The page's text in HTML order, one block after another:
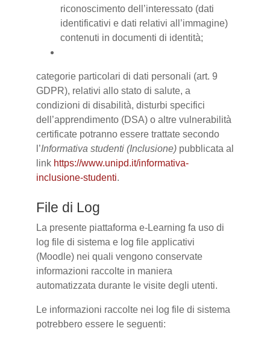
riconoscimento dell’interessato (dati
identificativi e dati relativi all’immagine)
contenuti in documenti di identità;
categorie particolari di dati personali (art. 9
GDPR), relativi allo stato di salute, a
condizioni di disabilità, disturbi specifici
dell’apprendimento (DSA) o altre vulnerabilità
certificate potranno essere trattate secondo
l’Informativa studenti (Inclusione) pubblicata al
link https://www.unipd.it/informativa-
inclusione-studenti.
File di Log
La presente piattaforma e-Learning fa uso di
log file di sistema e log file applicativi
(Moodle) nei quali vengono conservate
informazioni raccolte in maniera
automatizzata durante le visite degli utenti.
Le informazioni raccolte nei log file di sistema
potrebbero essere le seguenti: